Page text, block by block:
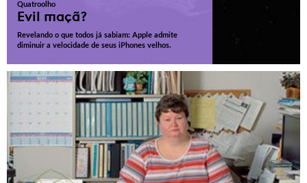
Quatroolho
Evil maçã?
Revelando o que todos já sabiam: Apple admite
diminuir a velocidade de seus iPhones velhos.